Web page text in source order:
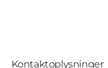
Kontaktoplysninger